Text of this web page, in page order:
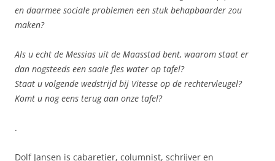
en daarmee sociale problemen een stuk behapbaarder zou
maken?
Als u echt de Messias uit de Maasstad bent, waarom staat er
dan nogsteeds een saaie fles water op tafel?
Staat u volgende wedstrijd bij Vitesse op de rechtervleugel?
Komt u nog eens terug aan onze tafel?
.
Dolf Jansen is cabaretier, columnist, schrĳver en